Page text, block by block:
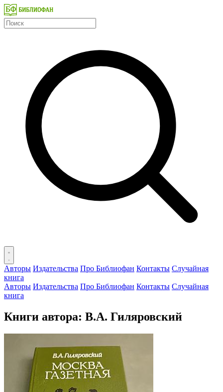
Авторы Издательства Про Библиофан Контакты Случайная
книга
Авторы Издательства Про Библиофан Контакты Случайная
книга
Книги автора: В.А. Гиляровский